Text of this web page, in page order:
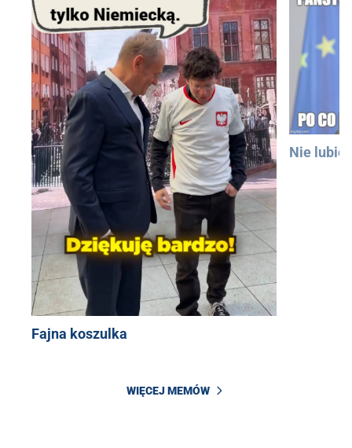
Fajna koszulka
Nie lubię
WIĘCEJ MEMÓW